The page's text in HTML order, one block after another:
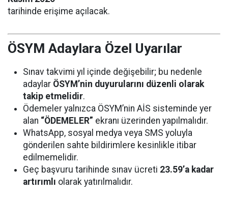
tarihinde erişime açılacak.
ÖSYM Adaylara Özel Uyarılar
Sınav takvimi yıl içinde değişebilir; bu nedenle
adaylar ÖSYM’nin duyurularını düzenli olarak
takip etmelidir.
Ödemeler yalnızca ÖSYM’nin AİS sisteminde yer
alan “ÖDEMELER” ekranı üzerinden yapılmalıdır.
WhatsApp, sosyal medya veya SMS yoluyla
gönderilen sahte bildirimlere kesinlikle itibar
edilmemelidir.
Geç başvuru tarihinde sınav ücreti 23.59’a kadar
artırımlı olarak yatırılmalıdır.